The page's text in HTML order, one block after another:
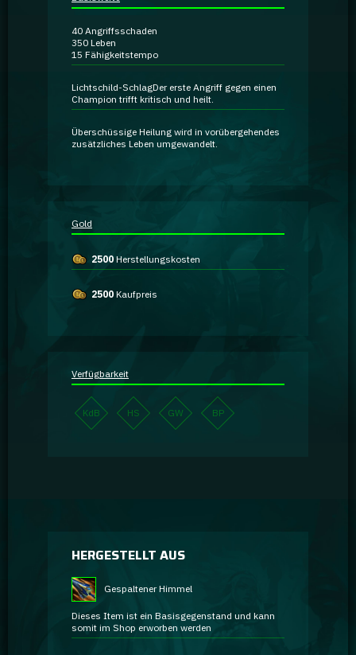
GA Coachie Chat
40 Angriffsschaden
350 Leben
15 Fähigkeitstempo
Lichtschild-SchlagDer erste Angriff gegen einen
Champion trifft kritisch und heilt.
Überschüssige Heilung wird in vorübergehendes
zusätzliches Leben umgewandelt.
Gold
2500 Herstellungskosten
2500 Kaufpreis
Verfügbarkeit
KdB HS GW BP
HERGESTELLT AUS
Gespaltener Himmel
Dieses Item ist ein Basisgegenstand und kann
somit im Shop erworben werden